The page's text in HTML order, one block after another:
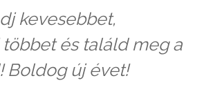
kevesebbet,
és találd meg a
Boldog új évet!